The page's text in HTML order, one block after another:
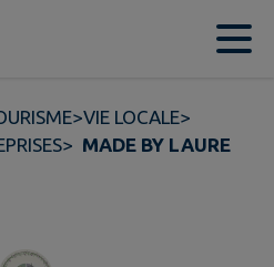
>VIE LOCALE>
> MADE BY LAURE